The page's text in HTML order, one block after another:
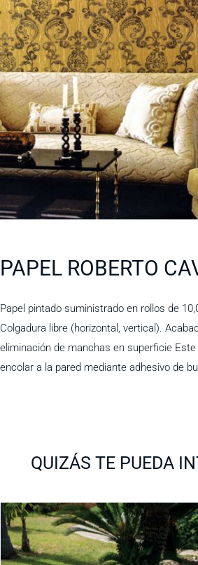
PAPEL ROBERTO
Papel pintado suministrado en rollos de
Colgadura libre (horizontal, vertical).
eliminación de manchas en superficie
encolar a la pared mediante adhesivo de
QUIZÁS TE PUEDA